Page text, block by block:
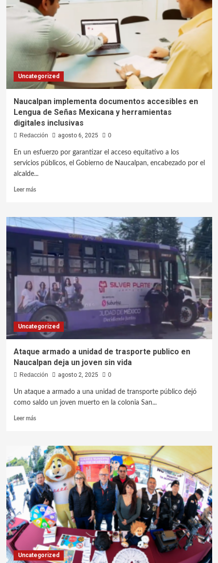
Uncategorized
Naucalpan implementa documentos accesibles en
Lengua de Señas Mexicana y herramientas
digitales inclusivas
Redacción agosto 6, 2025 0
En un esfuerzo por garantizar el acceso equitativo a los
servicios públicos, el Gobierno de Naucalpan, encabezado por el
alcalde...
Leer más
Uncategorized
Ataque armado a unidad de trasporte publico en
Naucalpan deja un joven sin vida
Redacción agosto 2, 2025 0
Un ataque a armado a una unidad de transporte público dejó
como saldo un joven muerto en la colonia San...
Leer más
Uncategorized